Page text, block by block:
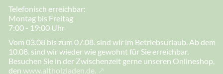
Telefonisch erreichbar:
Montag bis Freitag
7:00 - 19:00 Uhr
Vom 03.08 bis zum 07.08. sind wir im Betriebsurlaub. Ab dem
10.08. sind wir wieder wie gewohnt für Sie erreichbar.
Besuchen Sie in der Zwischenzeit gerne unseren Onlineshop,
den www.altholzladen.de.